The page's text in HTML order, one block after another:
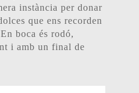
instància per donar
que ens recorden
boca és rodó,
i amb un final de